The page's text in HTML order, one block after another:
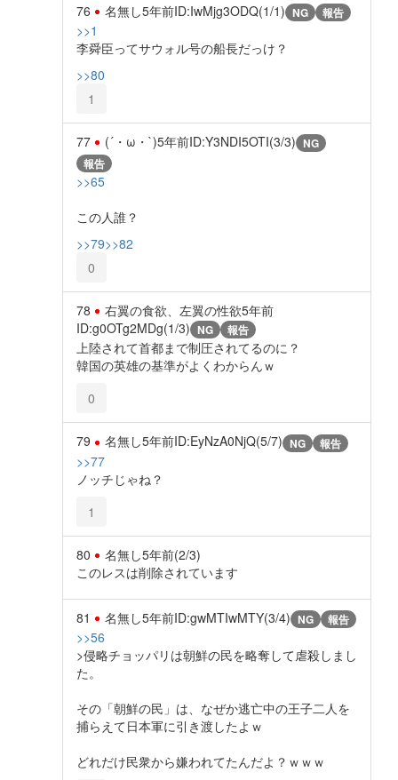
76 名無し5年前ID:IwMjg3ODQ(1/1) NG 報告
>>1
李舜臣ってサウォル号の船長だっけ？
>>80
1
77 (´・ω・`)5年前ID:Y3NDI5OTI(3/3) NG
報告
>>65
この人誰？
>>79>>82
0
78 右翼の食欲、左翼の性欲5年前
ID:g0OTg2MDg(1/3) NG 報告
上陸されて首都まで制圧されてるのに？
韓国の英雄の基準がよくわからんｗ
0
79 名無し5年前ID:EyNzA0NjQ(5/7) NG 報告
>>77
ノッチじゃね？
1
80 名無し5年前(2/3)
このレスは削除されています
81 名無し5年前ID:gwMTIwMTY(3/4) NG 報告
>>56
>侵略チョッパリは朝鮮の民を略奪して虐殺しまし
た。
その「朝鮮の民」は、なぜか逃亡中の王子二人を
捕らえて日本軍に引き渡したよｗ
どれだけ民衆から嫌われてたんだよ？ｗｗｗ